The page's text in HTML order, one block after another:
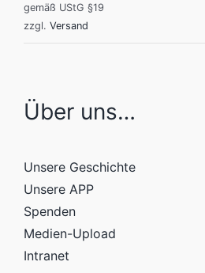
gemäß UStG §19
zzgl. Versand
Über uns…
Unsere Geschichte
Unsere APP
Spenden
Medien-Upload
Intranet